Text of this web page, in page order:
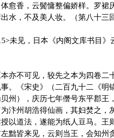
愈香，云鬓慵整偏娇样。罗裙
水，不及美人妆。（第八十三
见，日本《内阁文库书目》
不可见，较先之本为四卷二
。《宋史》（二百九十二《明
州），庆历七年僭号东平郡王
汴州胡浩得仙画，其妇焚之，
以道法，遂能为纸人豆马。王
黜皆来见，云则当王，会知州